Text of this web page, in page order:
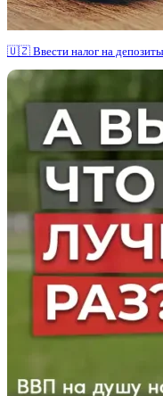
🇺🇿 Ввести налог на депозиты